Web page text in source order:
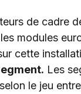
de cadre
modules
cette
Les
le jeu